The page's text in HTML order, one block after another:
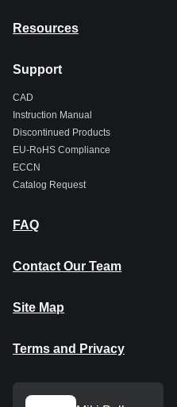
Resources
Support
CAD
Instruction Manual
Discontinued Products
EU-RoHS Compliance
ECCN
Catalog Request
FAQ
Contact Our Team
Site Map
Terms and Privacy